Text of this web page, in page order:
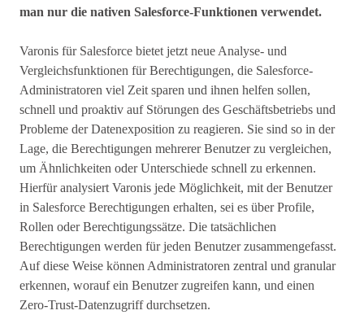
man nur die nativen Salesforce-Funktionen verwendet.
Varonis für Salesforce bietet jetzt neue Analyse- und
Vergleichsfunktionen für Berechtigungen, die Salesforce-
Administratoren viel Zeit sparen und ihnen helfen sollen,
schnell und proaktiv auf Störungen des Geschäftsbetriebs und
Probleme der Datenexposition zu reagieren. Sie sind so in der
Lage, die Berechtigungen mehrerer Benutzer zu vergleichen,
um Ähnlichkeiten oder Unterschiede schnell zu erkennen.
Hierfür analysiert Varonis jede Möglichkeit, mit der Benutzer
in Salesforce Berechtigungen erhalten, sei es über Profile,
Rollen oder Berechtigungssätze. Die tatsächlichen
Berechtigungen werden für jeden Benutzer zusammengefasst.
Auf diese Weise können Administratoren zentral und granular
erkennen, worauf ein Benutzer zugreifen kann, und einen
Zero-Trust-Datenzugriff durchsetzen.